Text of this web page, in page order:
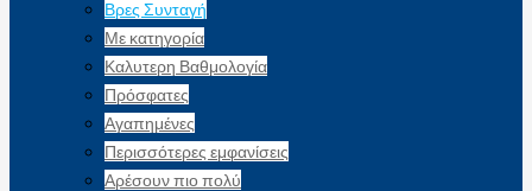
Βρες Συνταγή
Με κατηγορία
Καλυτερη Βαθμολογία
Πρόσφατες
Αγαπημένες
Περισσότερες εμφανίσεις
Αρέσουν πιο πολύ